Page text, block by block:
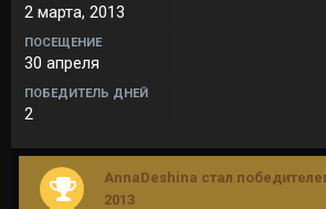
2 марта, 2013
ПОСЕЩЕНИЕ
30 апреля
ПОБЕДИТЕЛЬ ДНЕЙ
2
AnnaDeshina стал
2013